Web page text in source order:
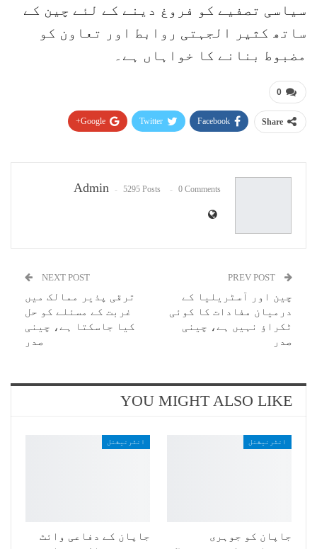
سیاسی تصفیے کو فروغ دینے کے لئے چین کے
ساتھ کثیر الجہتی روابط اور تعاون کو
مضبوط بنانے کا خواہاں ہے۔
0
Share
Facebook
Twitter
Google+
Admin 5295 Posts 0 Comments
چین اور آسٹریلیا کے
درمیان مفادات کا کوئی
ٹکراؤ نہیں ہے، چینی
صدر
NEXT POST
ترقی پذیر ممالک میں
غربت کے مسئلے کو حل
کیا جاسکتا ہے، چینی
صدر
YOU MIGHT ALSO LIKE
انٹرنیشنل
جاپان کو جوہری
انٹرنیشنل
جاپان کے دفاعی وائٹ